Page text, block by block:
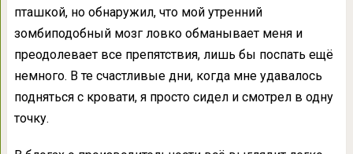
пташкой, но обнаружил, что мой утренний
зомбиподобный мозг ловко обманывает меня и
преодолевает все препятствия, лишь бы поспать ещё
немного. В те счастливые дни, когда мне удавалось
подняться с кровати, я просто сидел и смотрел в одну
точку.